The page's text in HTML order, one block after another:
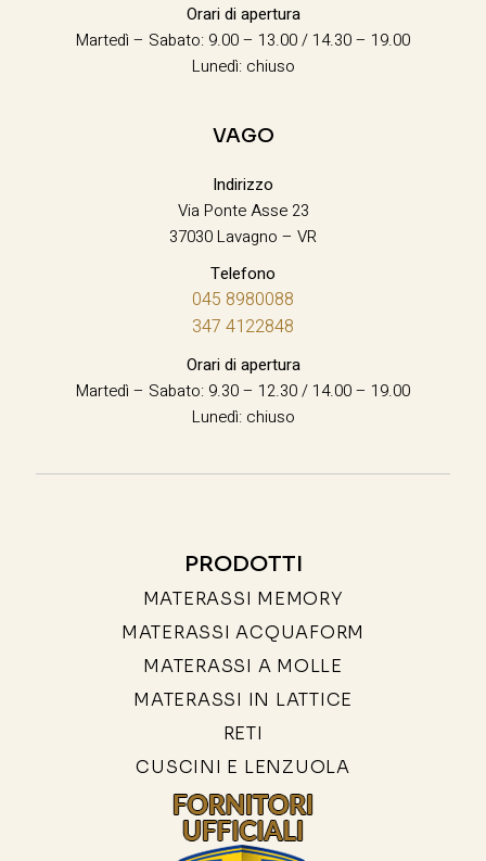
Orari di apertura
Martedì – Sabato: 9.00 – 13.00 / 14.30 – 19.00
Lunedì: chiuso
VAGO
Indirizzo
Via Ponte Asse 23
37030 Lavagno – VR
Telefono
045 8980088
347 4122848
Orari di apertura
Martedì – Sabato: 9.30 – 12.30 / 14.00 – 19.00
Lunedì: chiuso
PRODOTTI
MATERASSI MEMORY
MATERASSI ACQUAFORM
MATERASSI A MOLLE
MATERASSI IN LATTICE
RETI
CUSCINI E LENZUOLA